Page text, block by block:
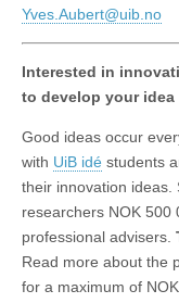
Yves.Aubert@uib.no
Interested in
to develop your idea
Good ideas occur
with UiB idé students
their innovation ideas.
researchers NOK 500
professional advisers.
Read more about the
for a maximum of